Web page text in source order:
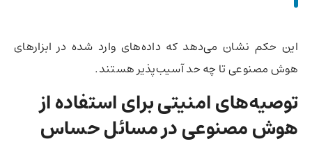
این حکم نشان می‌دهد که داده‌های وارد شده در ابزارهای
هوش مصنوعی تا چه حد آسیب‌پذیر هستند.
توصیه‌های امنیتی برای استفاده از
هوش مصنوعی در مسائل حساس